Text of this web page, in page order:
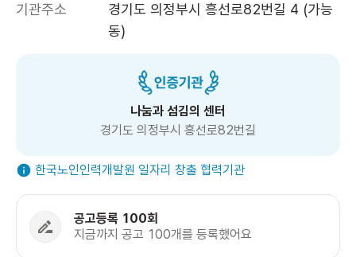
기관주소
경기도 의정부시 흥선로82번길 4 (가능
동)
나눔과 섬김의 센터
경기도 의정부시 흥선로82번길
한국노인인력개발원 일자리 창출 협력기관
공고등록 100회
지금까지 공고 100개를 등록했어요